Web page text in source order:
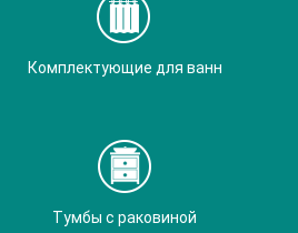
Комплектующие для ванн
Тумбы с раковиной